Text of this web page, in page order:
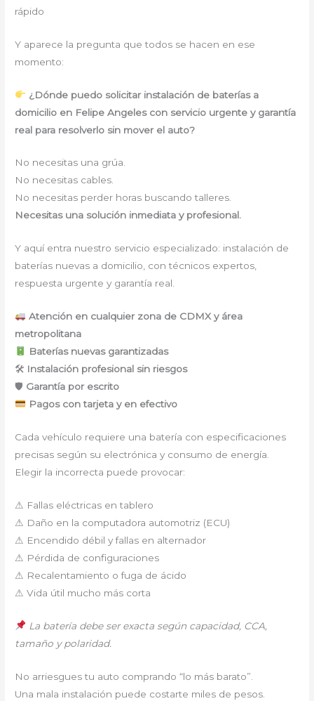
rápido
Y aparece la pregunta que todos se hacen en ese
momento:
¿Dónde puedo solicitar instalación de baterías a
domicilio en Felipe Angeles con servicio urgente y garantía
real para resolverlo sin mover el auto?
No necesitas una grúa.
No necesitas cables.
No necesitas perder horas buscando talleres.
Necesitas una solución inmediata y profesional.
Y aquí entra nuestro servicio especializado: instalación de
baterías nuevas a domicilio, con técnicos expertos,
respuesta urgente y garantía real.
Atención en cualquier zona de CDMX y área
metropolitana
Baterías nuevas garantizadas
🛠 Instalación profesional sin riesgos
🛡 Garantía por escrito
Pagos con tarjeta y en efectivo
Cada vehículo requiere una batería con especificaciones
precisas según su electrónica y consumo de energía.
Elegir la incorrecta puede provocar:
⚠ Fallas eléctricas en tablero
⚠ Daño en la computadora automotriz (ECU)
⚠ Encendido débil y fallas en alternador
⚠ Pérdida de configuraciones
⚠ Recalentamiento o fuga de ácido
⚠ Vida útil mucho más corta
La batería debe ser exacta según capacidad, CCA,
tamaño y polaridad.
No arriesgues tu auto comprando “lo más barato”.
Una mala instalación puede costarte miles de pesos.